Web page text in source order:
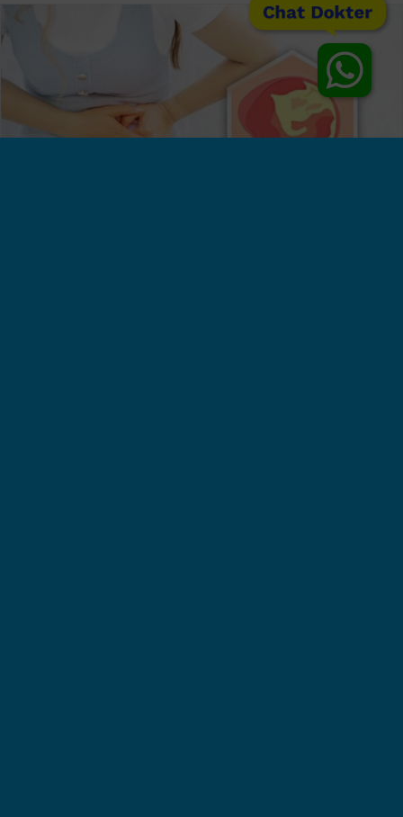
Chat Dokter